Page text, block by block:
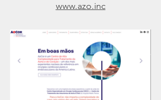
www.azo.inc